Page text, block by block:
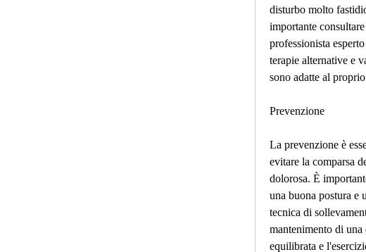
disturbo molto
importante
professionista
terapie alternative e
sono adatte al
Prevenzione
La prevenzione è
evitare la comparsa
dolorosa. È
una buona postura e
tecnica di
mantenimento di una
equilibrata e